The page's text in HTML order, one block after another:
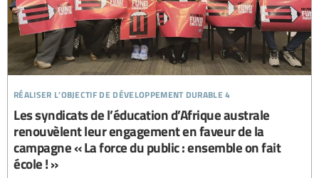
réaliser l’objectif de développement durable 4
Les syndicats de l’éducation d’Afrique australe
renouvèlent leur engagement en faveur de la
campagne « La force du public : ensemble on fait
école ! »